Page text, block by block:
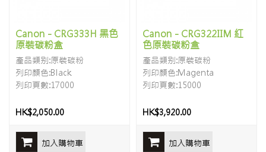
Canon - CRG333H 黑色
原裝碳粉盒
產品類别:原裝碳粉
列印顏色:Black
列印頁數:17000
HK$2,050.00
加入購物車
Canon - CRG322IIM 紅
色原裝碳粉盒
產品類别:原裝碳粉
列印顏色:Magenta
列印頁數:15000
HK$3,920.00
加入購物車